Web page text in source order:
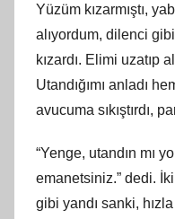
Yüzüm kızarmıştı,
alıyordum, dilenci
kızardı. Elimi uzatıp
Utandığımı anladı
avucuma sıkıştırdı,
“Yenge, utandın mı
emanetsiniz.” dedi.
gibi yandı sanki,